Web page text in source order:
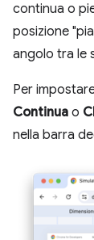
continua o
posizione
angolo tra le
Per
Continua o
nella barra